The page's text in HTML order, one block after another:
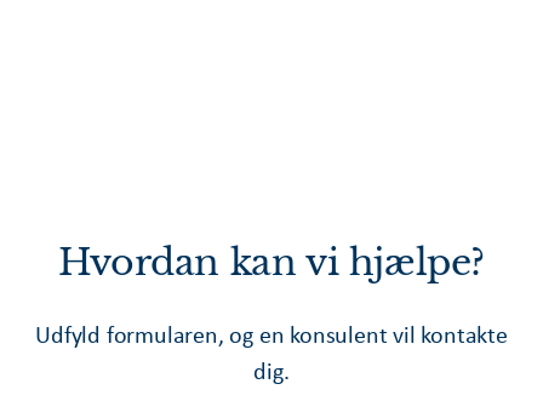
Hvordan kan vi hjælpe?
Udfyld formularen, og en konsulent vil kontakte
dig.